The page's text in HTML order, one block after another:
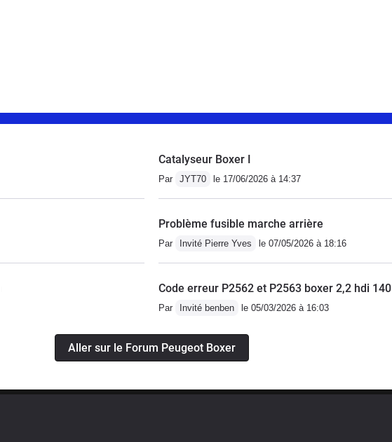
Catalyseur Boxer I
Par JYT70 le 17/06/2026 à 14:37
Problème fusible marche arrière
Par Invité Pierre Yves le 07/05/2026 à 18:16
Code erreur P2562 et P2563 boxer 2,2 hdi 140
Par Invité benben le 05/03/2026 à 16:03
Aller sur le Forum Peugeot Boxer